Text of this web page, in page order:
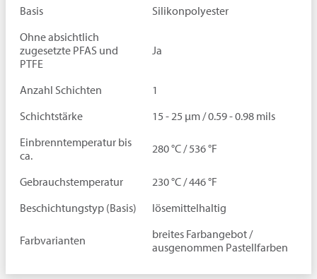
Basis
Silikonpolyester
Ohne absichtlich
zugesetzte PFAS und
PTFE
Ja
Anzahl Schichten
1
Schichtstärke
15 - 25 µm / 0.59 - 0.98 mils
Einbrenntemperatur bis
ca.
280 °C / 536 °F
Gebrauchstemperatur
230 °C / 446 °F
Beschichtungstyp (Basis)
lösemittelhaltig
Farbvarianten
breites Farbangebot /
ausgenommen Pastellfarben